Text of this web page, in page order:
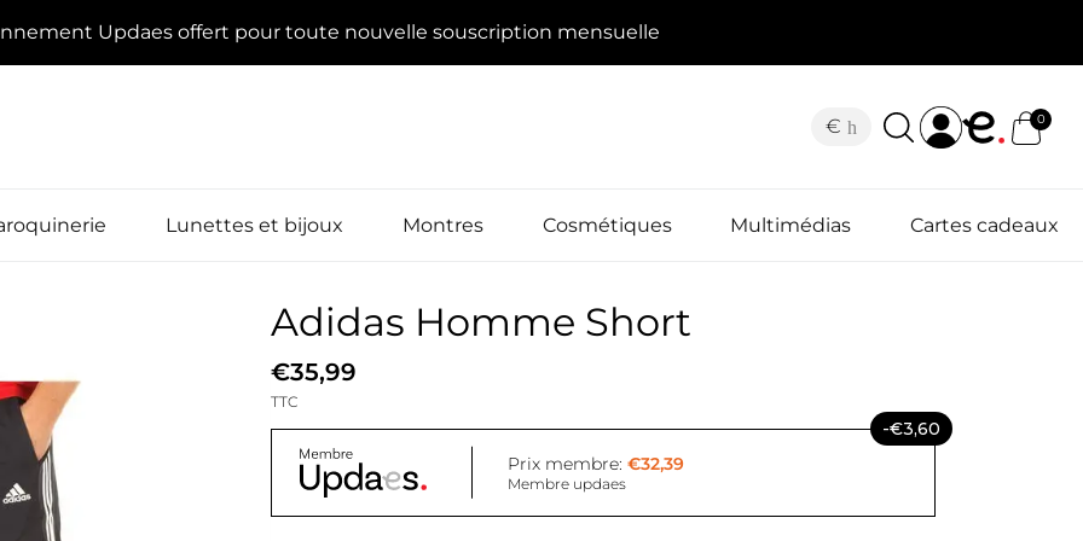
Updaes offert pour toute nouvelle souscription mensuelle
€ 0
Lunettes et bijoux Montres Cosmétiques Multimédias Cartes cadeaux
Adidas Homme Short
€35,99
TTC
-€3,60
Prix membre: €32,39
Membre updaes